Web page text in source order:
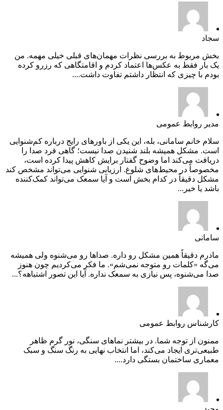
سجاد
بخش مربوط به بررسی نظرات مهمان‌های قبلی خیلی مهمه. من
یک بار فقط به عکس‌ها اعتماد کردم و اقامتگاهی که رزرو کرده
بودم با چیزی که انتظار داشتم تفاوت داشت....
مدیر روابط عمومی
سلام خانم سامانی، بله، این یکی از باورهای رایج درباره کم‌شنوایی
است. مشکل همیشه بلند شنیدن صدا نیست؛ گاهی فرد صدا را
دریافت می‌کند اما وضوح گفتار برایش کاهش پیدا کرده است،
مخصوصاً در محیط‌های شلوغ. ارزیابی شنوایی می‌تواند مشخص کند
مشکل دقیقاً در کدام بخش است و آیا سمعک می‌تواند کمک‌کننده
باشد یا خیر...
سامانی
مادرم دقیقاً همین مشکل رو داره. صداها رو می‌شنوه ولی همیشه
می‌گه «کلمات رو متوجه نمی‌شم». ما فکر می‌کردیم چون هنوز
صدا می‌شنوه، پس نیازی به سمعک نداره. آیا این تصور اشتباهه؟...
کارشناس روابط عمومی
ممنون از توجه شما. در بیشتر نماهای سنگی، نور گرم ظاهر
طبیعی‌تری ایجاد می‌کند، اما انتخاب نهایی به رنگ سنگ و سبک
معماری ساختمان بستگی دارد....